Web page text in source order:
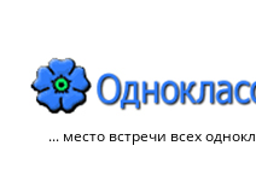
... место встречи всех